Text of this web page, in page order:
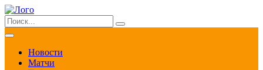
Новости
Матчи